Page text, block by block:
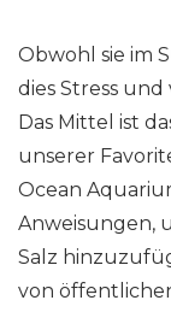
Obwohl sie im
dies Stress
Das Mittel ist
unserer
Ocean
Anweisungen,
Salz
von